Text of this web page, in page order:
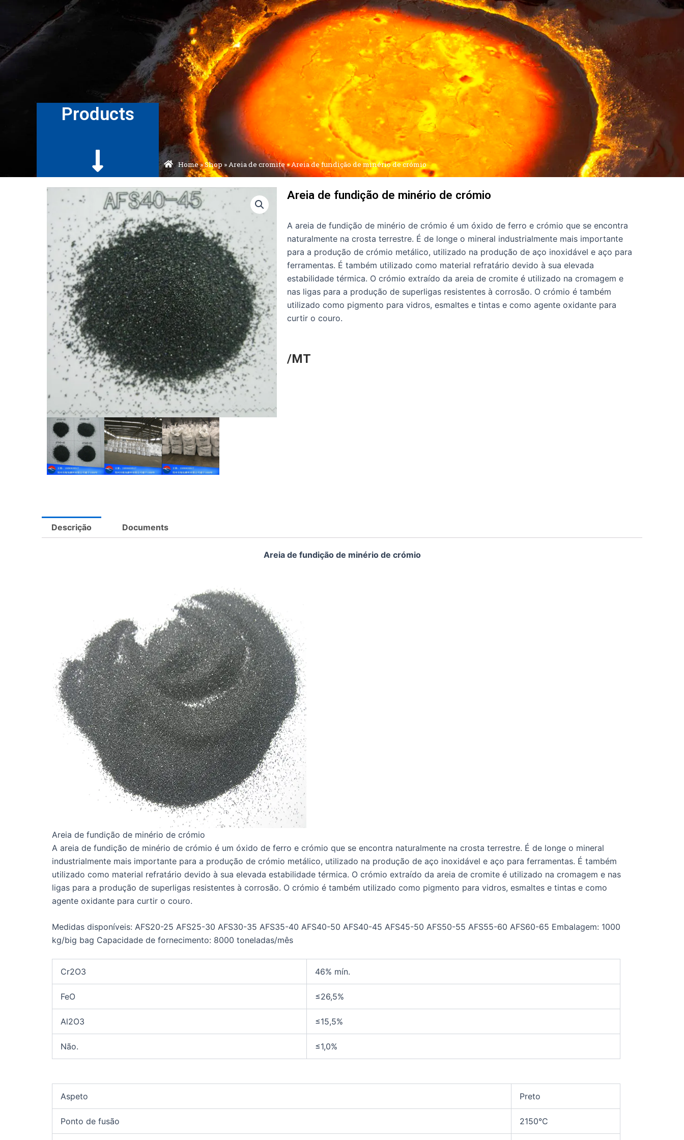
Products
Home»Shop »Areia de cromite»Areia de fundição de minério de crómio
Areia de fundição de minério de crómio
A areia de fundição de minério de crómio é um óxido de ferro e crómio que se encontra
naturalmente na crosta terrestre. É de longe o mineral industrialmente mais importante
para a produção de crómio metálico, utilizado na produção de aço inoxidável e aço para
ferramentas. É também utilizado como material refratário devido à sua elevada
estabilidade térmica. O crómio extraído da areia de cromite é utilizado na cromagem e
nas ligas para a produção de superligas resistentes à corrosão. O crómio é também
utilizado como pigmento para vidros, esmaltes e tintas e como agente oxidante para
curtir o couro.
/MT
Descrição Documents
Areia de fundição de minério de crómio
Areia de fundição de minério de crómio
A areia de fundição de minério de crómio é um óxido de ferro e crómio que se encontra naturalmente na crosta terrestre. É de longe o mineral
industrialmente mais importante para a produção de crómio metálico, utilizado na produção de aço inoxidável e aço para ferramentas. É também
utilizado como material refratário devido à sua elevada estabilidade térmica. O crómio extraído da areia de cromite é utilizado na cromagem e nas
ligas para a produção de superligas resistentes à corrosão. O crómio é também utilizado como pigmento para vidros, esmaltes e tintas e como
agente oxidante para curtir o couro.
Medidas disponíveis: AFS20-25 AFS25-30 AFS30-35 AFS35-40 AFS40-50 AFS40-45 AFS45-50 AFS50-55 AFS55-60 AFS60-65 Embalagem: 1000
kg/big bag Capacidade de fornecimento: 8000 toneladas/mês
Cr2O3 46% mín.
FeO ≤26,5%
Al2O3 ≤15,5%
Não. ≤1,0%
Aspeto Preto
Ponto de fusão 2150°C